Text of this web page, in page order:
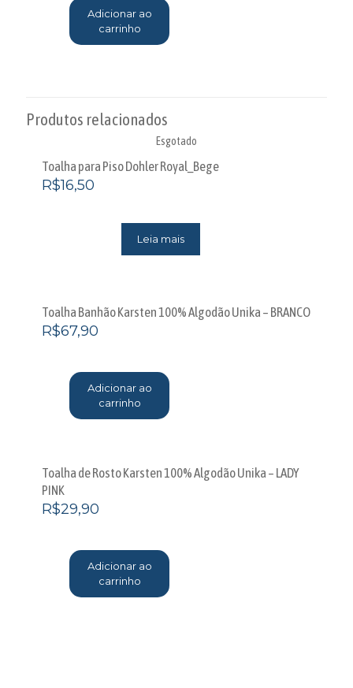
Adicionar ao
carrinho
Produtos relacionados
Esgotado
Toalha para Piso Dohler Royal_Bege
R$16,50
Leia mais
Toalha Banhão Karsten 100% Algodão Unika – BRANCO
R$67,90
Adicionar ao
carrinho
Toalha de Rosto Karsten 100% Algodão Unika – LADY
PINK
R$29,90
Adicionar ao
carrinho